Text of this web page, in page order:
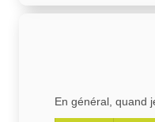
En général, quand